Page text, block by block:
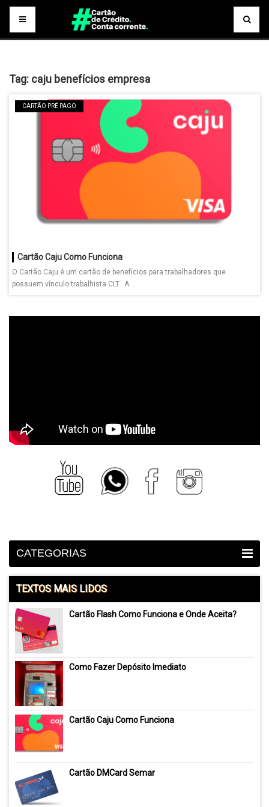
Tag: caju benefícios empresa
CARTÃO PRÉ PAGO
Cartão Caju Como Funciona
O Cartão Caju é um cartão de benefícios para trabalhadores que
possuem vínculo trabalhista CLT. A...
CATEGORIAS
TEXTOS MAIS LIDOS
Cartão Flash Como Funciona e Onde Aceita?
Como Fazer Depósito Imediato
Cartão Caju Como Funciona
Cartão DMCard Semar